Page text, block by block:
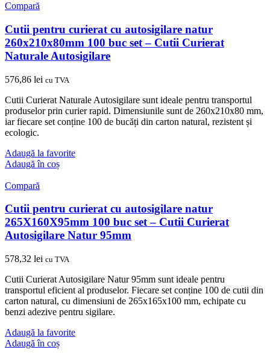
Compară
Cutii pentru curierat cu autosigilare natur
260x210x80mm 100 buc set – Cutii Curierat
Naturale Autosigilare
576,86 lei cu TVA
Cutii Curierat Naturale Autosigilare sunt ideale pentru transportul
produselor prin curier rapid. Dimensiunile sunt de 260x210x80 mm,
iar fiecare set conține 100 de bucăți din carton natural, rezistent și
ecologic.
Adaugă la favorite
Adaugă în coș
Compară
Cutii pentru curierat cu autosigilare natur
265X160X95mm 100 buc set – Cutii Curierat
Autosigilare Natur 95mm
578,32 lei cu TVA
Cutii Curierat Autosigilare Natur 95mm sunt ideale pentru
transportul eficient al produselor. Fiecare set conține 100 de cutii din
carton natural, cu dimensiuni de 265x165x100 mm, echipate cu
benzi adezive pentru sigilare.
Adaugă la favorite
Adaugă în coș